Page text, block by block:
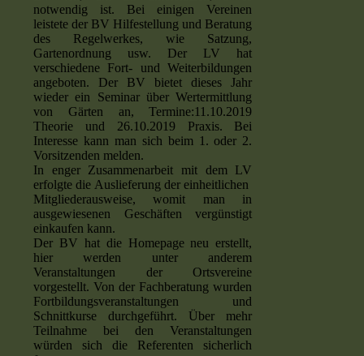
notwendig ist. Bei einigen Vereinen
leistete der BV Hilfestellung und Beratung
des Regelwerkes, wie Satzung,
Gartenordnung usw. Der LV hat
verschiedene Fort- und Weiterbildungen
angeboten. Der BV bietet dieses Jahr
wieder ein Seminar über Wertermittlung
von Gärten an, Termine:11.10.2019
Theorie und 26.10.2019 Praxis. Bei
Interesse kann man sich beim 1. oder 2.
Vorsitzenden melden.
In enger Zusammenarbeit mit dem LV
erfolgte die Auslieferung der einheitlichen
Mitgliederausweise, womit man in
ausgewiesenen Geschäften vergünstigt
einkaufen kann.
Der BV hat die Homepage neu erstellt,
hier werden unter anderem
Veranstaltungen der Ortsvereine
vorgestellt. Von der Fachberatung wurden
Fortbildungsveranstaltungen und
Schnittkurse durchgeführt. Über mehr
Teilnahme bei den Veranstaltungen
würden sich die Referenten sicherlich